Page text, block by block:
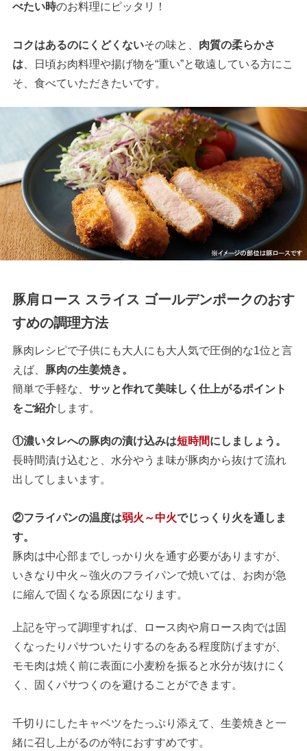
べたい時のお料理にピッタリ！
コクはあるのにくどくないその味と、 肉質の柔らかさ
は 、日頃お肉料理や揚げ物を“重い”と敬遠している方にこ
そ、食べていただきたいです。
豚肩ロース スライス ゴールデンポークのおす
すめの調理方法
豚肉レシピで子供にも大人にも大人気で圧倒的な1位と言
えば、 豚肉の生姜焼き。
簡単で手軽な、 サッと作れて美味しく仕上がるポイント
をご紹介します。
①濃いタレへの豚肉の漬け込みは短時間にしましょう。
長時間漬け込むと、水分やうま味が豚肉から抜けて流れ
出してしまいます。
②フライパンの温度は弱火～中火でじっくり火を通しま
す。
豚肉は中心部までしっかり火を通す必要がありますが、
いきなり中火～強火のフライパンで焼いては、お肉が急
に縮んで固くなる原因になります。
上記を守って調理すれば、ロース肉や肩ロース肉では固
くなったりパサついたりするのをある程度防げますが、
モモ肉は焼く前に表面に小麦粉を振ると水分が抜けにく
く、固くパサつくのを避けることができます。
千切りにしたキャベツをたっぷり添えて、生姜焼きと一
緒に召し上がるのが特におすすめです。